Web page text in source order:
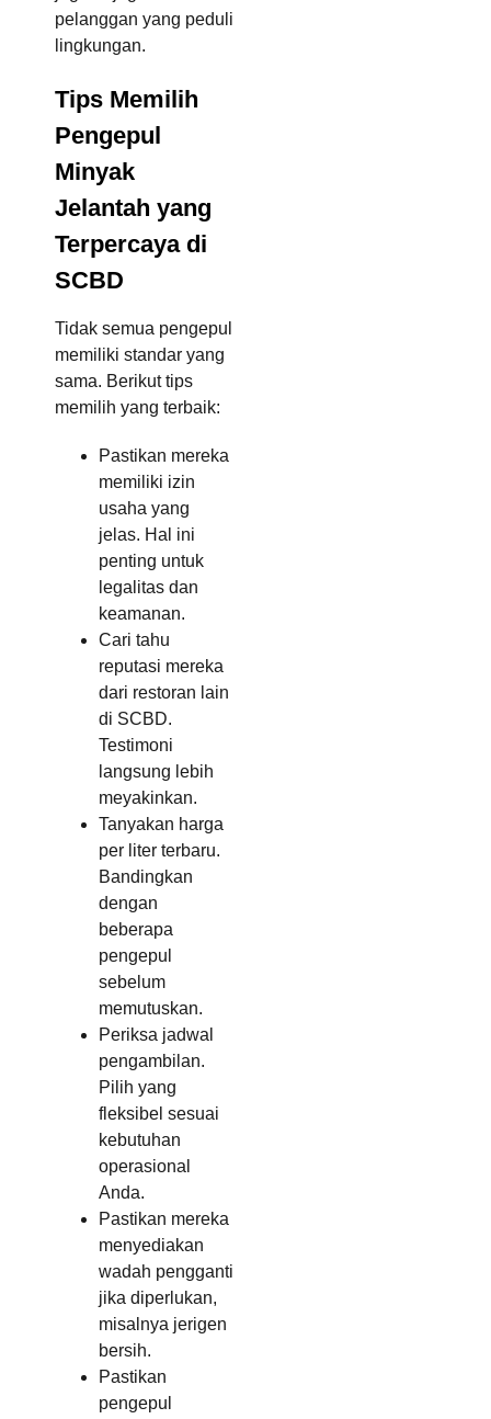
pelanggan yang peduli
lingkungan.
Tips Memilih
Pengepul
Minyak
Jelantah yang
Terpercaya di
SCBD
Tidak semua pengepul
memiliki standar yang
sama. Berikut tips
memilih yang terbaik:
Pastikan mereka
memiliki izin
usaha yang
jelas. Hal ini
penting untuk
legalitas dan
keamanan.
Cari tahu
reputasi mereka
dari restoran lain
di SCBD.
Testimoni
langsung lebih
meyakinkan.
Tanyakan harga
per liter terbaru.
Bandingkan
dengan
beberapa
pengepul
sebelum
memutuskan.
Periksa jadwal
pengambilan.
Pilih yang
fleksibel sesuai
kebutuhan
operasional
Anda.
Pastikan mereka
menyediakan
wadah pengganti
jika diperlukan,
misalnya jerigen
bersih.
Pastikan
pengepul